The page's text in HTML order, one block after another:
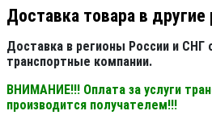
Доставка товара в
Доставка в регионы России и СНГ
транспортные компании.
ВНИМАНИЕ!!! Оплата за услуги
производится получателем!!!